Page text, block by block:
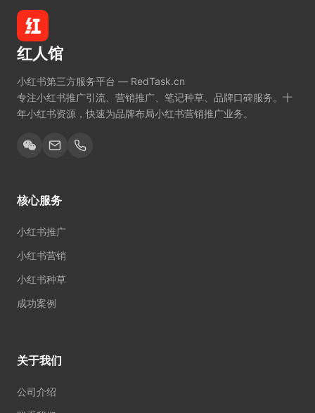
红人馆
小红书第三方服务平台 — RedTask.cn
专注小红书推广引流、营销推广、笔记种草、品牌口碑服务。十
年小红书资源，快速为品牌布局小红书营销推广业务。
核心服务
小红书推广
小红书营销
小红书种草
成功案例
关于我们
公司介绍